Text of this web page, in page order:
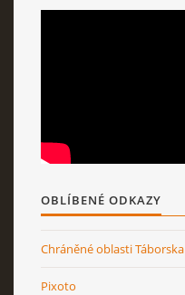
OBLÍBENÉ ODKAZY
Chráněné oblasti Táborska
Pixoto